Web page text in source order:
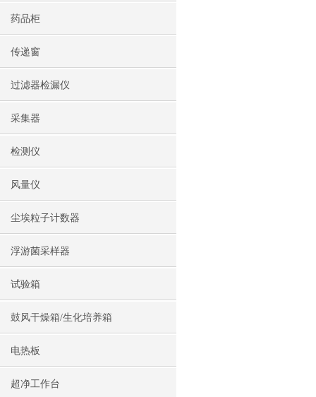
药品柜
传递窗
过滤器检漏仪
采集器
检测仪
风量仪
尘埃粒子计数器
浮游菌采样器
试验箱
鼓风干燥箱/生化培养箱
电热板
超净工作台